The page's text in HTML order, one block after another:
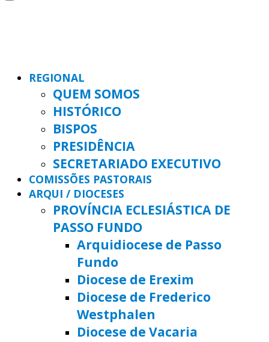
REGIONAL
QUEM SOMOS
HISTÓRICO
BISPOS
PRESIDÊNCIA
SECRETARIADO EXECUTIVO
COMISSÕES PASTORAIS
ARQUI / DIOCESES
PROVÍNCIA ECLESIÁSTICA DE
PASSO FUNDO
Arquidiocese de Passo
Fundo
Diocese de Erexim
Diocese de Frederico
Westphalen
Diocese de Vacaria